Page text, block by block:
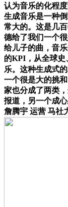
认为音乐的化程
生成音乐是一种
常大的。这是几
德给了我们一个
给儿子的曲，音
的KPI，从全球史
乐。这种生成式
一个很是大的挑
家也分成了两类
报道，另一个成
詹腾宇 运营 马社